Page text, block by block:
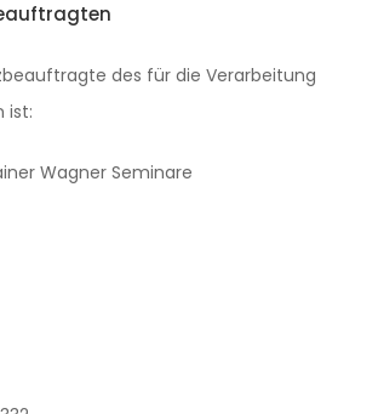
des für die Verarbeitung
ist:
Wagner Seminare